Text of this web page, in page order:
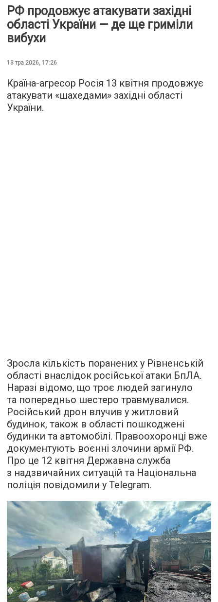
РФ продовжує атакувати західні
області України — де ще гриміли
вибухи
13 тра 2026, 17:26
Країна-агресор Росія 13 квітня продовжує
атакувати «шахедами» західні області
України.
Зросла кількість поранених у Рівненській
області внаслідок російської атаки БпЛА.
Наразі відомо, що троє людей загинуло
та попередньо шестеро травмувалися.
Російський дрон влучив у житловий
будинок, також в області пошкоджені
будинки та автомобілі. Правоохоронці вже
документують воєнні злочини армії РФ.
Про це 12 квітня Державна служба
з надзвичайних ситуацій та Національна
поліція повідомили у Telegram.